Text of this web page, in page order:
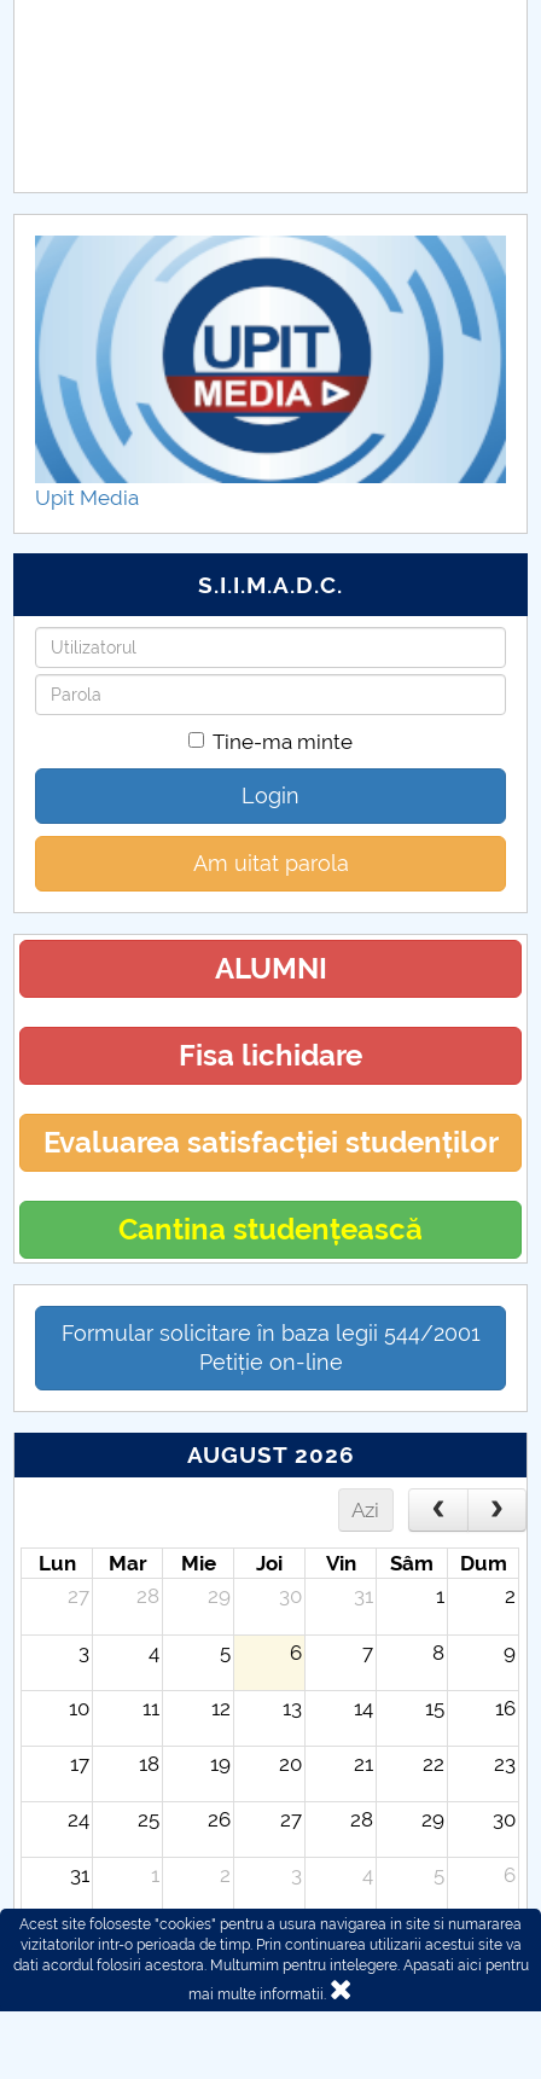
Chestionar angajabilitate ALUMNI – UPB
CAR2026
MENIU CANTINA
STRUCTURA
PROGRAM
DOCUMENTE UTILE
Upit Media
S.I.I.M.A.D.C.
Utilizatorul
Parola
Tine-ma minte
Login
Am uitat parola
ALUMNI
Fisa lichidare
Evaluarea satisfacției studenților
Cantina studențească
Formular solicitare în baza legii 544/2001
Petiție on-line
AUGUST 2026
Azi
Lun Mar Mie Joi Vin Sâm
Dum
27
28 29 30 31 1 2
3 4 5 6 7 8 9
10 11 12 13 14 15 16
17 18 19 20 21 22 23
24 25 26 27 28 29 30
31 1 2 3 4 5 6
Acest site foloseste "cookies" pentru a usura navigarea in site si numararea
vizitatorilor intr-o perioada de timp. Prin continuarea utilizarii acestui site va
dati acordul folosiri acestora. Multumim pentru intelegere. Apasati aici pentru
mai multe informatii.